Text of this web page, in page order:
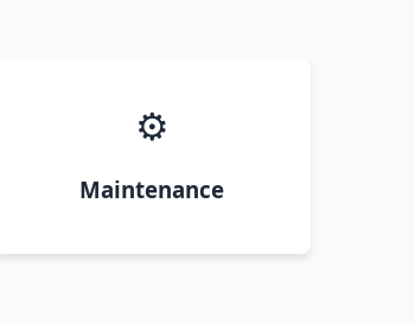
⚙️
Maintenance